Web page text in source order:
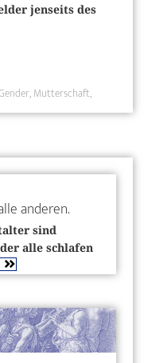
jenseits des
Mutterschaft
anderen.
sind
alle schlafen